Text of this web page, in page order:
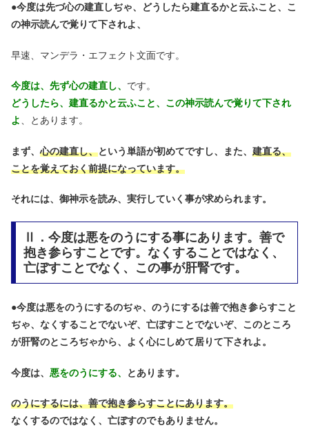
●今度は先づ心の建直しぢゃ、どうしたら建直るかと云ふこと、こ
の神示読んで覚りて下されよ、
早速、マンデラ・エフェクト文面です。
今度は、先ず心の建直し、 です。
どうしたら、建直るかと云ふこと、この神示読んで覚りて下され
よ
、とあります。
まず、 心の建直し、という単語が初めてですし、 また、 建直る、
ことを覚えておく前提になっています。
それには、御神示を読み、実行していく事が求められます。
Ⅱ．今度は悪をのうにする事にあります。善で
抱き参らすことです。なくすることではなく、
亡ぼすことでなく、この事が肝腎です。
●今度は悪をのうにするのぢゃ、のうにするは善で抱き参らすこと
ぢゃ、なくすることでないぞ、亡ぼすことでないぞ、このところ
が肝腎のところぢゃから、よく心にしめて居りて下されよ。
今度は、 悪をのうにする、 とあります。
のうにするには、善で抱き参らすことにあります。
なくするのではなく、亡ぼすのでもありません。